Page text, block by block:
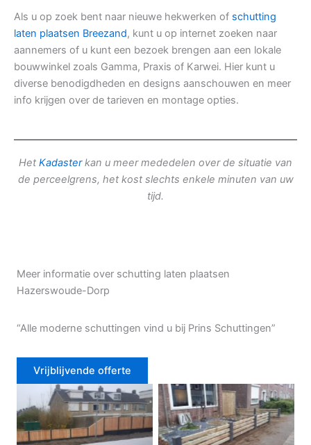
Als u op zoek bent naar nieuwe hekwerken of schutting
laten plaatsen Breezand, kunt u op internet zoeken naar
aannemers of u kunt een bezoek brengen aan een lokale
bouwwinkel zoals Gamma, Praxis of Karwei. Hier kunt u
diverse benodigdheden en designs aanschouwen en meer
info krijgen over de tarieven en montage opties.
Het Kadasterkan u meer mededelen over de situatie van
de perceelgrens, het kost slechts enkele minuten van uw
tijd.
Meer informatie over schutting laten plaatsen
Hazerswoude-Dorp
“Alle moderne schuttingen vind u bij Prins Schuttingen”
Vrijblijvende offerte
Douglas schutting Tuinhek voortuin